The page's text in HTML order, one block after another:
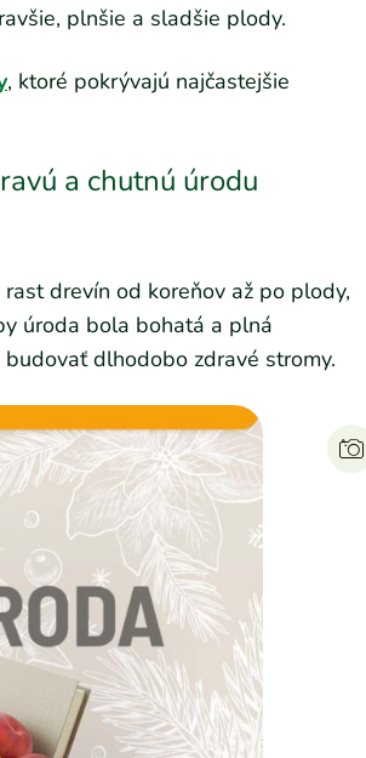
plnšie a sladšie plody.
, ktoré pokrývajú najčastejšie
a chutnú úrodu
drevín od koreňov až po plody,
úroda bola bohatá a plná
dlhodobo zdravé stromy.